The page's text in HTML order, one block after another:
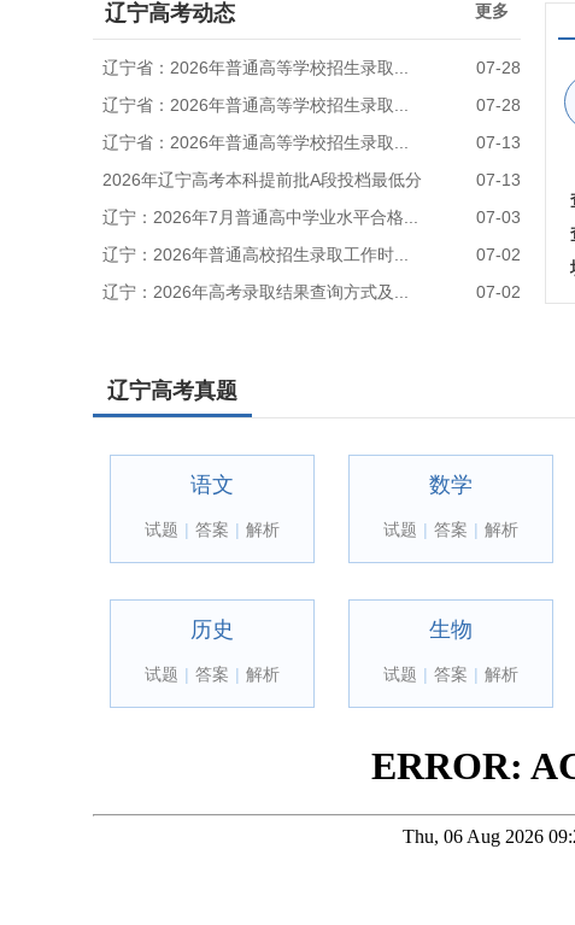
辽宁高考动态 更多
辽宁省：2026年普通高等学校招生录取...
07-28
辽宁省：2026年普通高等学校招生录取...
07-28
辽宁省：2026年普通高等学校招生录取...
07-13
2026年辽宁高考本科提前批A段投档最低分
07-13
辽宁：2026年7月普通高中学业水平合格...
07-03
辽宁：2026年普通高校招生录取工作时...
07-02
辽宁：2026年高考录取结果查询方式及...
07-02
辽宁高考真题
语文
试题 | 答案 | 解析
数学
试题 | 答案 | 解析
历史
试题 | 答案 | 解析
生物
试题 | 答案 | 解析